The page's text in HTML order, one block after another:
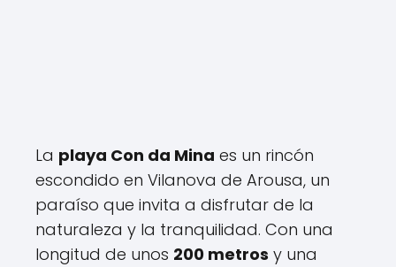
La playa Con da Mina es un rincón
escondido en Vilanova de Arousa, un
paraíso que invita a disfrutar de la
naturaleza y la tranquilidad. Con una
longitud de unos 200 metros y una